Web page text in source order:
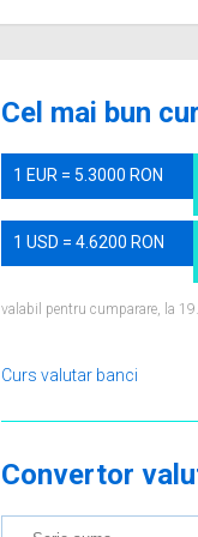
Cel mai bun
1 EUR = 5.3000 RON
1 USD = 4.6200 RON
valabil pentru cumparare, la
Curs valutar banci
Convertor